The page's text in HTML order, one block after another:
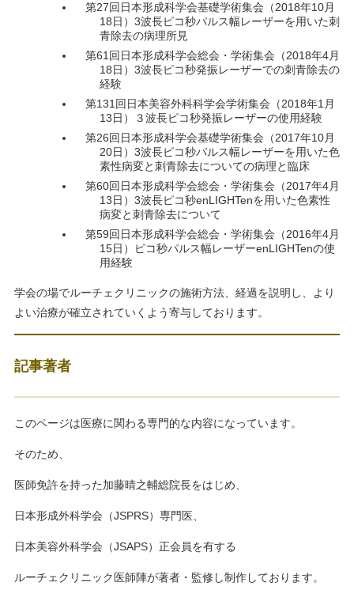
第27回日本形成科学会基礎学術集会（2018年10月
18日）3波長ピコ秒パルス幅レーザーを用いた刺
青除去の病理所見
第61回日本形成科学会総会・学術集会（2018年4月
18日）3波長ピコ秒発振レーザーでの刺青除去の
経験
第131回日本美容外科科学会学術集会（2018年1月
13日）３波長ピコ秒発振レーザーの使用経験
第26回日本形成科学会基礎学術集会（2017年10月
20日）3波長ピコ秒パルス幅レーザーを用いた色
素性病変と刺青除去についての病理と臨床
第60回日本形成科学会総会・学術集会（2017年4月
13日）3波長ピコ秒enLIGHTenを用いた色素性
病変と刺青除去について
第59回日本形成科学会総会・学術集会（2016年4月
15日）ピコ秒パルス幅レーザーenLIGHTenの使
用経験
学会の場でルーチェクリニックの施術方法、経過を説明し、より
よい治療が確立されていくよう寄与しております。
記事著者
このページは医療に関わる専門的な内容になっています。
そのため、
医師免許を持った加藤晴之輔総院長をはじめ、
日本形成外科学会（JSPRS）専門医、
日本美容外科学会（JSAPS）正会員を有する
ルーチェクリニック医師陣が著者・監修し制作しております。